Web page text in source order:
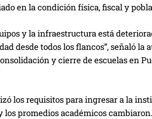
en la condición física, fiscal y
y la infraestructura está
desde todos los flancos”, señaló la
y cierre de escuelas en
los requisitos para ingresar a la
promedios académicos